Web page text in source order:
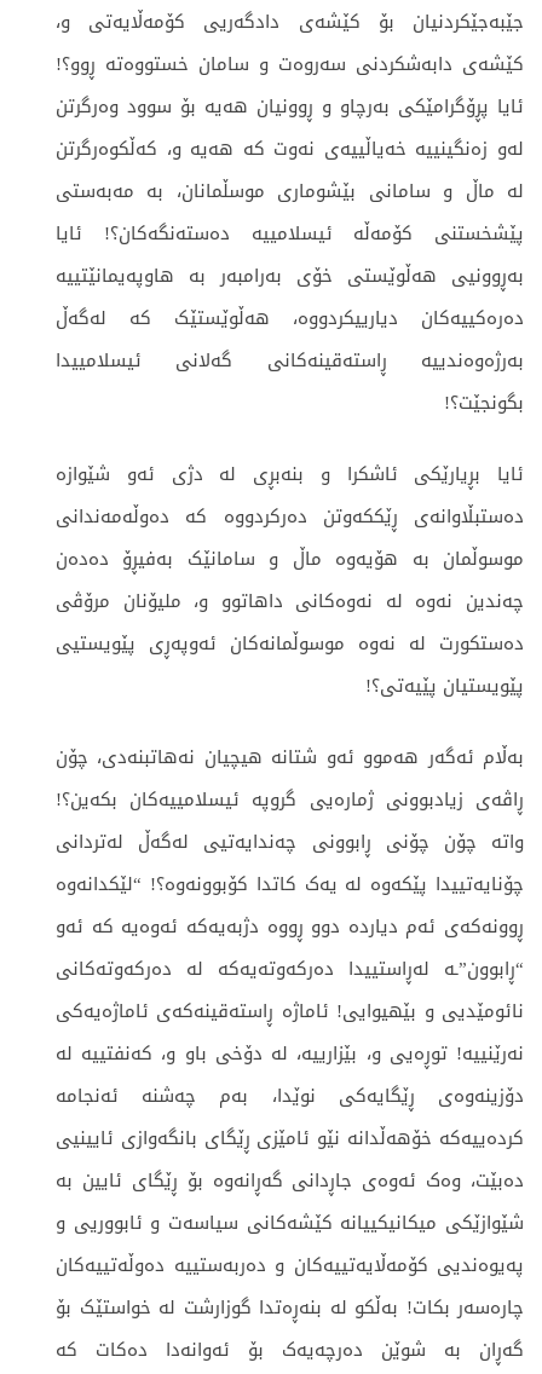
جێبەجێکردنیان بۆ کێشەی دادگەریی کۆمەڵایەتی و،
کێشەی دابەشکردنی سەروەت و سامان خستووەتە ڕوو؟!
ئایا پڕۆگرامێکی بەرچاو و ڕوونیان هەیە بۆ سوود وەرگرتن
لەو زەنگینییە خەیاڵییەی نەوت کە هەیە و، کەڵکوەرگرتن
لە ماڵ و سامانی بێشوماری موسڵمانان، بە مەبەستی
پێشخستنی کۆمەڵە ئیسلامییە دەستەنگەکان؟! ئایا
بەڕوونیی هەڵوێستی خۆی بەرامبەر بە هاوپەیمانێتییە
دەرەکییەکان دیارییکردووە، هەڵوێستێک کە لەگەڵ
بەرژەوەندییە ڕاستەقینەکانی گەلانی ئیسلامییدا
بگونجێت؟!
ئایا بڕیارێکی ئاشکرا و بنەبڕی لە دژی ئەو شێوازە
دەستبڵاوانەی ڕێککەوتن دەرکردووە کە دەوڵەمەندانی
موسوڵمان بە هۆیەوە ماڵ و سامانێک بەفیڕۆ دەدەن
چەندین نەوە لە نەوەکانی داهاتوو و، ملیۆنان مرۆڤی
دەستکورت لە نەوە موسوڵمانەکان ئەوپەڕی پێویستیی
پێویستیان پێیەتی؟!
بەڵام ئەگەر هەموو ئەو شتانە هیچیان نەهاتبنەدی، چۆن
ڕاڤەی زیادبوونی ژمارەیی گروپە ئیسلامییەکان بکەین؟!
واتە چۆن چۆنی ڕابوونی چەندایەتیی لەگەڵ لەتردانی
چۆنایەتییدا پێکەوە لە یەک کاتدا کۆبوونەوە؟! “لێکدانەوە
ڕوونەکەی ئەم دیاردە دوو ڕووە دژبەیەکە ئەوەیە کە ئەو
“ڕابوون”ـە لەڕاستییدا دەرکەوتەیەکە لە دەرکەوتەکانی
نائومێدیی و بێهیوایی! ئاماژە ڕاستەقینەکەی ئاماژەیەکی
نەرێنییە! توڕەیی و، بێزارییە، لە دۆخی باو و، کەنفتییە لە
دۆزینەوەی ڕێگایەکی نوێدا، بەم چەشنە ئەنجامە
کردەییەکە خۆهەڵدانە نێو ئامێزی ڕێگای بانگەوازی ئایینیی
دەبێت، وەک ئەوەی جاڕدانی گەڕانەوە بۆ ڕێگای ئایین بە
شێوازێکی میکانیکییانە کێشەکانی سیاسەت و ئابووریی و
پەیوەندیی کۆمەڵایەتییەکان و دەربەستییە دەوڵەتییەکان
چارەسەر بکات! بەڵکو لە بنەڕەتدا گوزارشت لە خواستێک بۆ
گەڕان بە شوێن دەرچەیەک بۆ ئەوانەدا دەکات کە